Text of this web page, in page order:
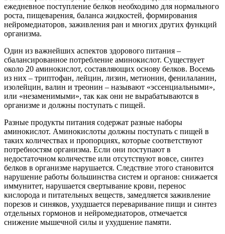
ежедневное поступление белков необходимо для нормального
роста, пищеварения, баланса жидкостей, формирования
нейромедиаторов, заживления ран и многих других функций
организма.
Один из важнейших аспектов здорового питания –
сбалансированное потребление аминокислот. Существует
около 20 аминокислот, составляющих основу белков. Восемь
из них – триптофан, лейцин, лизин, метионин, фенилаланин,
изолейцин, валин и треонин – называют «эссенциальными»,
или «незаменимыми», так как они не вырабатываются в
организме и должны поступать с пищей.
Разные продукты питания содержат разные наборы
аминокислот. Аминокислоты должны поступать с пищей в
таких количествах и пропорциях, которые соответствуют
потребностям организма. Если они поступают в
недостаточном количестве или отсутствуют вовсе, синтез
белков в организме нарушается. Следствие этого становится
нарушение работы большинства систем и органов: снижается
иммунитет, нарушается свертывание крови, перенос
кислорода и питательных веществ, замедляется заживление
порезов и синяков, ухудшается переваривание пищи и синтез
отдельных гормонов и нейромедиаторов, отмечается
снижение мышечной силы и ухудшение памяти.